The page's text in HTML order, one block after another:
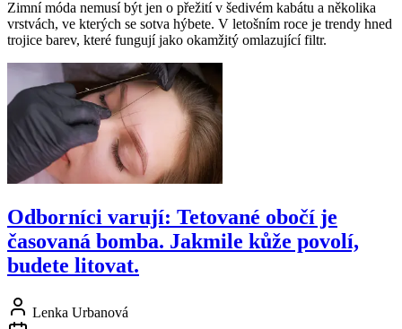
Zimní móda nemusí být jen o přežití v šedivém kabátu a několika
vrstvách, ve kterých se sotva hýbete. V letošním roce je trendy hned
trojice barev, které fungují jako okamžitý omlazující filtr.
Odborníci varují: Tetované obočí je
časovaná bomba. Jakmile kůže povolí,
budete litovat.
Lenka Urbanová